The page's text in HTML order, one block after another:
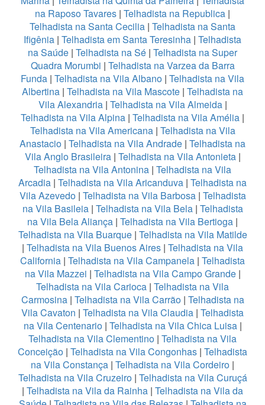
na Raposo Tavares | Telhadista na Republica |
Telhadista na Santa Cecilia | Telhadista na Santa
Ifigênia | Telhadista em Santa Teresinha | Telhadista
na Saúde | Telhadista na Sé | Telhadista na Super
Quadra Morumbi | Telhadista na Varzea da Barra
Funda | Telhadista na Vila Albano | Telhadista na Vila
Albertina | Telhadista na Vila Mascote | Telhadista na
Vila Alexandria| Telhadista na Vila Almeida |
Telhadista na Vila Alpina | Telhadista na Vila Amélia |
Telhadista na Vila Americana| Telhadista na Vila
Anastacio | Telhadista na Vila Andrade | Telhadista na
Vila Anglo Brasileira| Telhadista na Vila Antonieta|
Telhadista na Vila Antonina | Telhadista na Vila
Arcadia | Telhadista na Vila Aricanduva | Telhadista na
Vila Azevedo| Telhadista na Vila Barbosa| Telhadista
na Vila Basileia| Telhadista na Vila Bela| Telhadista
na Vila Bela Aliança | Telhadista na Vila Bertioga |
Telhadista na Vila Buarque| Telhadista na Vila Matilde
| Telhadista na Vila Buenos Aires | Telhadista na Vila
California | Telhadista na Vila Campanela | Telhadista
na Vila Mazzei | Telhadista na Vila Campo Grande|
Telhadista na Vila Carioca | Telhadista na Vila
Carmosina| Telhadista na Vila Carrão| Telhadista na
Vila Cavaton | Telhadista na Vila Claudia | Telhadista
na Vila Centenario| Telhadista na Vila Chica Luisa |
Telhadista na Vila Clementino | Telhadista na Vila
Conceição | Telhadista na Vila Congonhas | Telhadista
na Vila Constança | Telhadista na Vila Cordeiro |
Telhadista na Vila Cruzeiro | Telhadista na Vila Curuçá
| Telhadista na Vila da Rainha | Telhadista na Vila da